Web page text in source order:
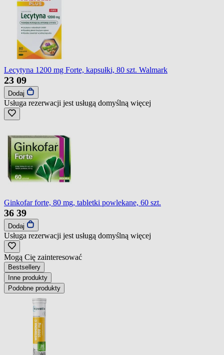
Lecytyna 1200 mg Forte, kapsułki, 80 szt. Walmark
23 09
Dodaj
Usługa rezerwacji jest usługą domyślną więcej
Ginkofar forte, 80 mg, tabletki powlekane, 60 szt.
36 39
Dodaj
Usługa rezerwacji jest usługą domyślną więcej
Mogą Cię zainteresować
Bestsellery
Inne produkty
Podobne produkty